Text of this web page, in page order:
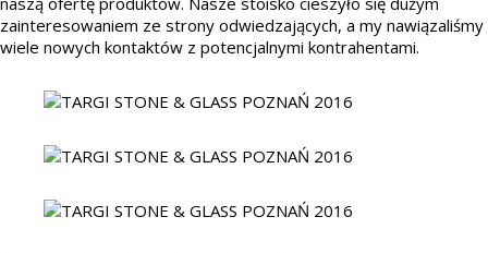
zainteresowaniem ze strony odwiedzających, a my nawiązaliśmy
wiele nowych kontaktów z potencjalnymi kontrahentami.